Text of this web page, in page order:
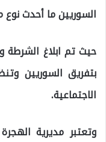
السوريين ما أحدث
حيث تم ابلاغ الشرطة
بتفريق السوريين
الاجتماعية.
وتعتبر مديرية